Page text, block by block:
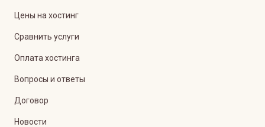
Цены на хостинг
Сравнить услуги
Оплата хостинга
Вопросы и ответы
Договор
Новости